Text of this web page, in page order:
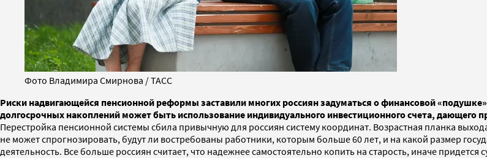
Фото Владимира Смирнова / ТАСС
Риски надвигающейся пенсионной реформы заставили многих россиян задуматься о финансовой
долгосрочных накоплений может быть использование индивидуального инвестиционного счета, дающего
Перестройка пенсионной системы сбила привычную для россиян систему координат. Возрастная планка
не может спрогнозировать, будут ли востребованы работники, которым больше 60 лет, и на какой размер
деятельность. Все больше россиян считает, что надежнее самостоятельно копить на старость, иначе